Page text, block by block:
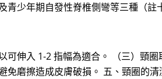
青少年期自發性脊椎側彎等三種（
以可伸入 1-2 指幅為適合。 （三）頸
免磨擦造成皮膚破損。 五、頸圈的